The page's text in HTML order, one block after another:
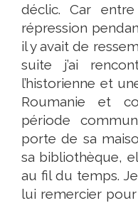
déclic. Car
répression
il y avait de
suite j’ai
l’historienne et
Roumanie et
période
porte de sa
sa bibliothèque,
au fil du temps.
lui remercier